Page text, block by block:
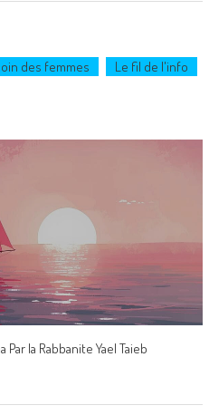
des femmes
Le fil de l'info
Par la Rabbanite Yael Taieb